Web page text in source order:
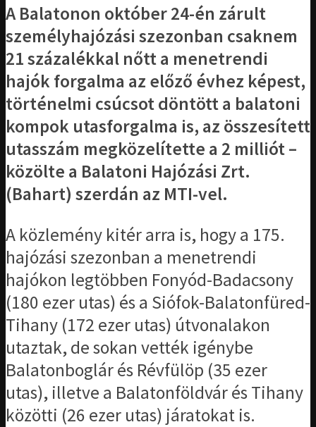
A Balatonon október 24-én zárult
személyhajózási szezonban csaknem
21 százalékkal nőtt a menetrendi
hajók forgalma az előző évhez képest,
történelmi csúcsot döntött a balatoni
kompok utasforgalma is, az összesített
utasszám megközelítette a 2 milliót –
közölte a Balatoni Hajózási Zrt.
(Bahart) szerdán az MTI-vel.
A közlemény kitér arra is, hogy a 175.
hajózási szezonban a menetrendi
hajókon legtöbben Fonyód-Badacsony
(180 ezer utas) és a Siófok-Balatonfüred-
Tihany (172 ezer utas) útvonalakon
utaztak, de sokan vették igénybe
Balatonboglár és Révfülöp (35 ezer
utas), illetve a Balatonföldvár és Tihany
közötti (26 ezer utas) járatokat is.